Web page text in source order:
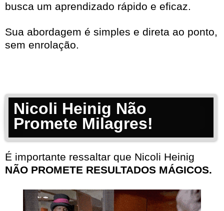
busca um aprendizado rápido e eficaz.
Sua abordagem é simples e direta ao ponto,
sem enrolação.
Nicoli Heinig Não
Promete Milagres!
É importante ressaltar que Nicoli Heinig
NÃO PROMETE RESULTADOS MÁGICOS.